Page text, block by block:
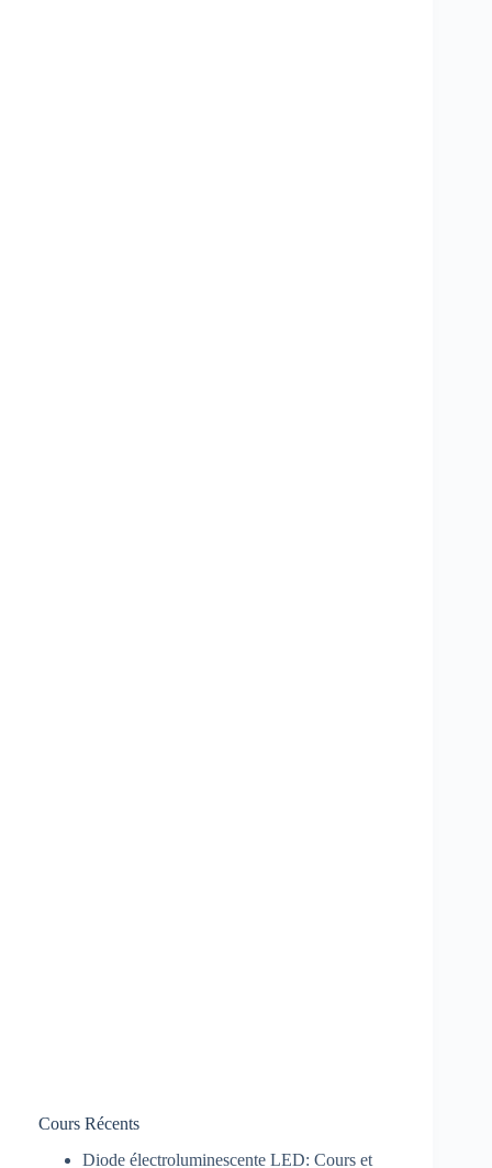
Cours Récents
Diode électroluminescente LED: Cours et